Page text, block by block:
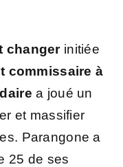
changerinitiée
commissaire à
a joué un
et massifier
Parangone a
25 de ses